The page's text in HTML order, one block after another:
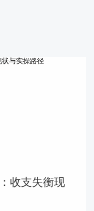
收支失衡现